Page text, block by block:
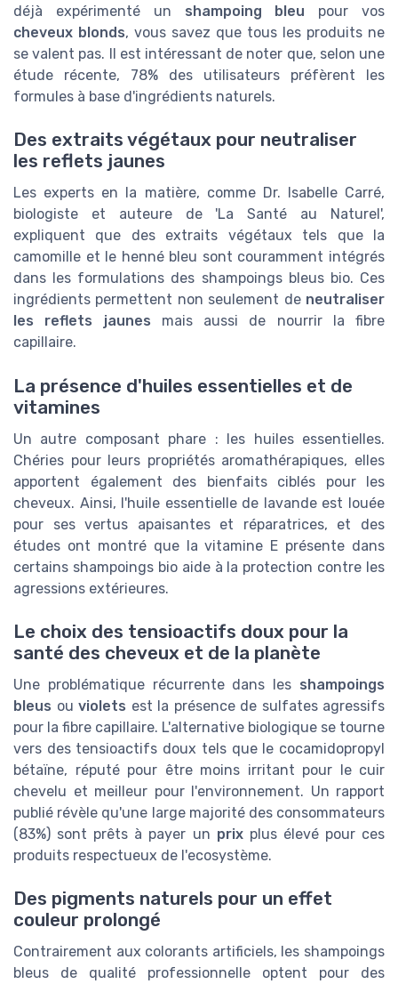
déjà expérimenté un shampoing bleu pour vos
cheveux blonds, vous savez que tous les produits ne
se valent pas. Il est intéressant de noter que, selon une
étude récente, 78% des utilisateurs préfèrent les
formules à base d'ingrédients naturels.
Des extraits végétaux pour neutraliser
les reflets jaunes
Les experts en la matière, comme Dr. Isabelle Carré,
biologiste et auteure de 'La Santé au Naturel',
expliquent que des extraits végétaux tels que la
camomille et le henné bleu sont couramment intégrés
dans les formulations des shampoings bleus bio. Ces
ingrédients permettent non seulement de neutraliser
les reflets jaunes mais aussi de nourrir la fibre
capillaire.
La présence d'huiles essentielles et de
vitamines
Un autre composant phare : les huiles essentielles.
Chéries pour leurs propriétés aromathérapiques, elles
apportent également des bienfaits ciblés pour les
cheveux. Ainsi, l'huile essentielle de lavande est louée
pour ses vertus apaisantes et réparatrices, et des
études ont montré que la vitamine E présente dans
certains shampoings bio aide à la protection contre les
agressions extérieures.
Le choix des tensioactifs doux pour la
santé des cheveux et de la planète
Une problématique récurrente dans les shampoings
bleus ou violets est la présence de sulfates agressifs
pour la fibre capillaire. L'alternative biologique se tourne
vers des tensioactifs doux tels que le cocamidopropyl
bétaïne, réputé pour être moins irritant pour le cuir
chevelu et meilleur pour l'environnement. Un rapport
publié révèle qu'une large majorité des consommateurs
(83%) sont prêts à payer un prixplus élevé pour ces
produits respectueux de l'ecosystème.
Des pigments naturels pour un effet
couleur prolongé
Contrairement aux colorants artificiels, les shampoings
bleus de qualité professionnelle optent pour des